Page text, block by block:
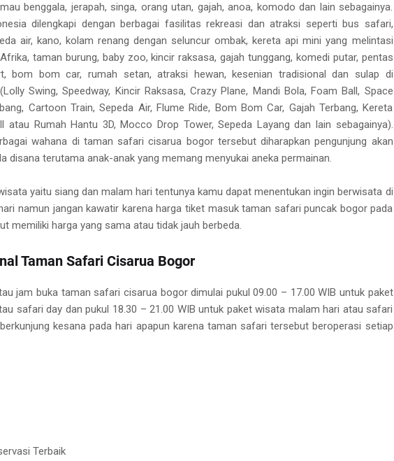
benggala, jerapah, singa, orang utan, gajah, anoa, komodo dan lain sebagainya.
dilengkapi dengan berbagai fasilitas rekreasi dan atraksi seperti bus safari,
air, kano, kolam renang dengan seluncur ombak, kereta api mini yang melintasi
taman burung, baby zoo, kincir raksasa, gajah tunggang, komedi putar, pentas
bom bom car, rumah setan, atraksi hewan, kesenian tradisional dan sulap di
Swing, Speedway, Kincir Raksasa, Crazy Plane, Mandi Bola, Foam Ball, Space
Cartoon Train, Sepeda Air, Flume Ride, Bom Bom Car, Gajah Terbang, Kereta
atau Rumah Hantu 3D, Mocco Drop Tower, Sepeda Layang dan lain sebagainya).
wahana di taman safari cisarua bogor tersebut diharapkan pengunjung akan
disana terutama anak-anak yang memang menyukai aneka permainan.
yaitu siang dan malam hari tentunya kamu dapat menentukan ingin berwisata di
namun jangan kawatir karena harga tiket masuk taman safari puncak bogor pada
memiliki harga yang sama atau tidak jauh berbeda.
Taman Safari Cisarua Bogor
jam buka taman safari cisarua bogor dimulai pukul 09.00 – 17.00 WIB untuk paket
safari day dan pukul 18.30 – 21.00 WIB untuk paket wisata malam hari atau safari
kesana pada hari apapun karena taman safari tersebut beroperasi setiap
Terbaik